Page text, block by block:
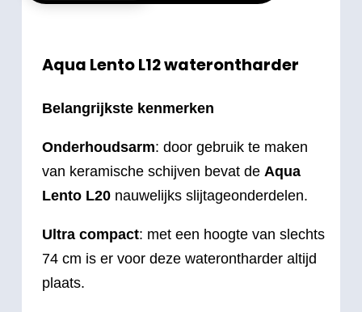
Aqua Lento L12 waterontharder
Belangrijkste kenmerken
Onderhoudsarm: door gebruik te maken
van keramische schijven bevat de Aqua
Lento L20 nauwelijks slijtageonderdelen.
Ultra compact: met een hoogte van slechts
74 cm is er voor deze waterontharder altijd
plaats.